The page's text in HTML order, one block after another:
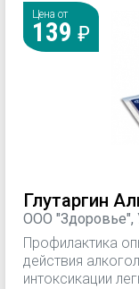
начале лечения
должно быть
устранения
Цена от
139
Глутаргин
ООО "Здоровье",
Профилактика
действия
интоксикации